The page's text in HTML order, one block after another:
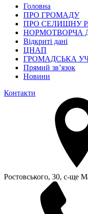
Головна
ПРО ГРОМАДУ
ПРО СЕЛИЩНУ
НОРМОТВОРЧА
Відкриті дані
ЦНАП
ГРОМАДСЬКА
Прямий зв’язок
Новини
Контакти
Ростовського, 30, с-ще